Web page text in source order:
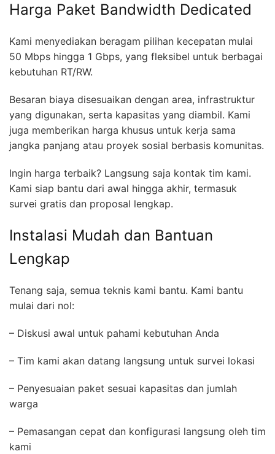
Harga Paket Bandwidth Dedicated
Kami menyediakan beragam pilihan kecepatan mulai
50 Mbps hingga 1 Gbps, yang fleksibel untuk berbagai
kebutuhan RT/RW.
Besaran biaya disesuaikan dengan area, infrastruktur
yang digunakan, serta kapasitas yang diambil. Kami
juga memberikan harga khusus untuk kerja sama
jangka panjang atau proyek sosial berbasis komunitas.
Ingin harga terbaik? Langsung saja kontak tim kami.
Kami siap bantu dari awal hingga akhir, termasuk
survei gratis dan proposal lengkap.
Instalasi Mudah dan Bantuan
Lengkap
Tenang saja, semua teknis kami bantu. Kami bantu
mulai dari nol:
– Diskusi awal untuk pahami kebutuhan Anda
– Tim kami akan datang langsung untuk survei lokasi
– Penyesuaian paket sesuai kapasitas dan jumlah
warga
– Pemasangan cepat dan konfigurasi langsung oleh tim
kami